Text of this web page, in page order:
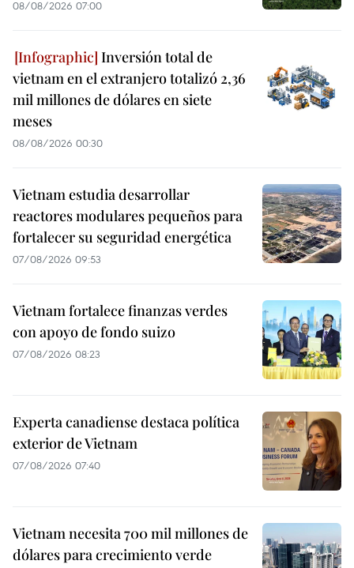
08/08/2026 07:00
Inversión total de
vietnam en el extranjero totalizó 2,36
mil millones de dólares en siete
meses
08/08/2026 00:30
Vietnam estudia desarrollar
reactores modulares pequeños para
fortalecer su seguridad energética
07/08/2026 09:53
Vietnam fortalece finanzas verdes
con apoyo de fondo suizo
07/08/2026 08:23
Experta canadiense destaca política
exterior de Vietnam
07/08/2026 07:40
Vietnam necesita 700 mil millones de
dólares para crecimiento verde